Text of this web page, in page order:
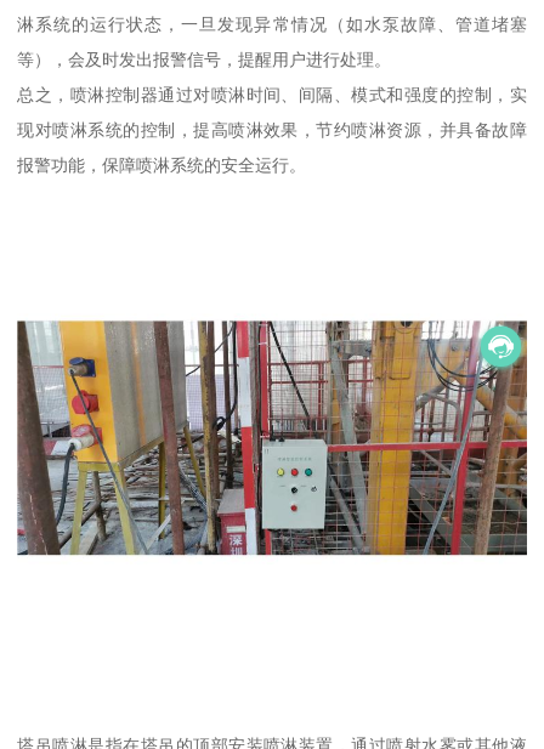
淋系统的运行状态，一旦发现异常情况（如水泵故障、管道堵塞
等），会及时发出报警信号，提醒用户进行处理。
总之，喷淋控制器通过对喷淋时间、间隔、模式和强度的控制，实
现对喷淋系统的控制，提高喷淋效果，节约喷淋资源，并具备故障
报警功能，保障喷淋系统的安全运行。
塔吊喷淋是指在塔吊的顶部安装喷淋装置，通过喷射水雾或其他液